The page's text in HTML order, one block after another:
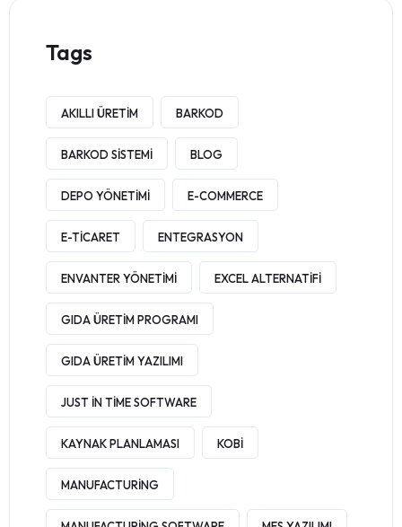
Tags
AKILLI ÜRETIM BARKOD
BARKOD SISTEMI BLOG
DEPO YÖNETIMI E-COMMERCE
E-TICARET ENTEGRASYON
ENVANTER YÖNETIMI EXCEL ALTERNATIFI
GIDA ÜRETIM PROGRAMI
GIDA ÜRETIM YAZILIMI
JUST IN TIME SOFTWARE
KAYNAK PLANLAMASI KOBI
MANUFACTURING